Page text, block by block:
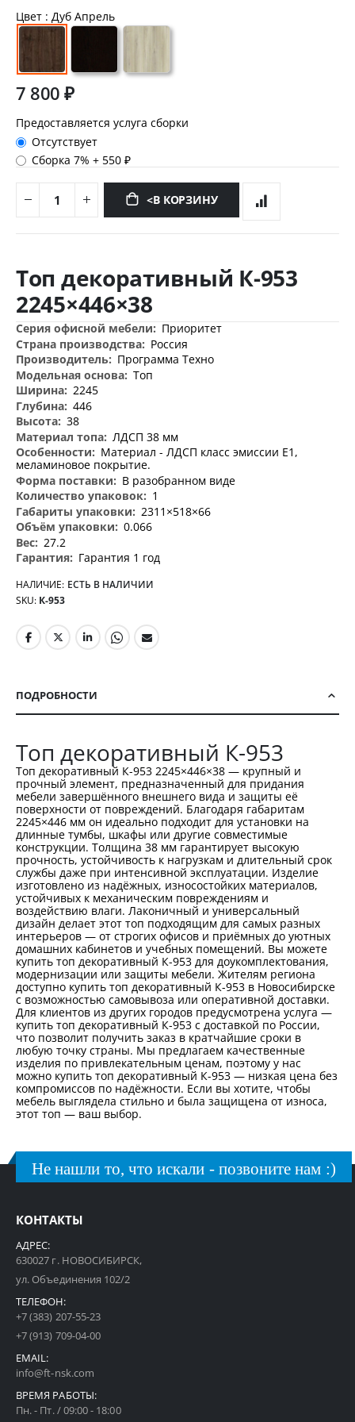
Цвет : Дуб Апрель
7 800 ₽
Предоставляется услуга сборки
Отсутствует
Сборка 7%+ 550 ₽
<В КОРЗИНУ
началу
изображений
Топ декоративный К-953
2245×446×38
Дополнительная
информация
Приоритет
Россия
Программа Техно
Топ
2245
446
38
ЛДСП 38 мм
Материал - ЛДСП класс эмиссии Е1,
меламиновое покрытие.
В разобранном виде
1
2311×518×66
0.066
27.2
Гарантия 1 год
НАЛИЧИЕ: ЕСТЬ В НАЛИЧИИ
SKU К-953
ПОДРОБНОСТИ
Топ декоративный К-953
Топ декоративный К-953 2245×446×38 — крупный и
прочный элемент, предназначенный для придания
мебели завершённого внешнего вида и защиты её
поверхности от повреждений. Благодаря габаритам
2245×446 мм он идеально подходит для установки на
длинные тумбы, шкафы или другие совместимые
конструкции. Толщина 38 мм гарантирует высокую
прочность, устойчивость к нагрузкам и длительный срок
службы даже при интенсивной эксплуатации. Изделие
изготовлено из надёжных, износостойких материалов,
устойчивых к механическим повреждениям и
воздействию влаги. Лаконичный и универсальный
дизайн делает этот топ подходящим для самых разных
интерьеров — от строгих офисов и приёмных до уютных
домашних кабинетов и учебных помещений. Вы можете
купить топ декоративный К-953 для доукомплектования,
модернизации или защиты мебели. Жителям региона
доступно купить топ декоративный К-953 в Новосибирске
с возможностью самовывоза или оперативной доставки.
Для клиентов из других городов предусмотрена услуга —
купить топ декоративный К-953 с доставкой по России,
что позволит получить заказ в кратчайшие сроки в
любую точку страны. Мы предлагаем качественные
изделия по привлекательным ценам, поэтому у нас
можно купить топ декоративный К-953 — низкая цена без
компромиссов по надёжности. Если вы хотите, чтобы
мебель выглядела стильно и была защищена от износа,
этот топ — ваш выбор.
Не нашли то, что искали - позвоните нам :)
КОНТАКТЫ
АДРЕС:
630027 г. НОВОСИБИРСК,
ул. Объединения 102/2
ТЕЛЕФОН:
+7 (383) 207-55-23
+7 (913) 709-04-00
EMAIL:
info@ft-nsk.com
ВРЕМЯ РАБОТЫ:
Пн. - Пт. / 09:00 - 18:00